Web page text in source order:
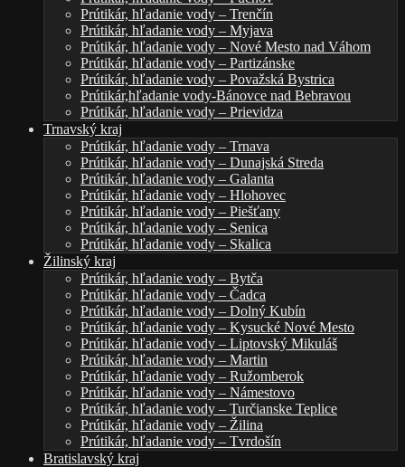
Prútikár, hľadanie vody – Trenčín
Prútikár, hľadanie vody – Myjava
Prútikár, hľadanie vody – Nové Mesto nad Váhom
Prútikár, hľadanie vody – Partizánske
Prútikár, hľadanie vody – Považská Bystrica
Prútikár,hľadanie vody-Bánovce nad Bebravou
Prútikár, hľadanie vody – Prievidza
Trnavský kraj
Prútikár, hľadanie vody – Trnava
Prútikár, hľadanie vody – Dunajská Streda
Prútikár, hľadanie vody – Galanta
Prútikár, hľadanie vody – Hlohovec
Prútikár, hľadanie vody – Piešťany
Prútikár, hľadanie vody – Senica
Prútikár, hľadanie vody – Skalica
Žilinský kraj
Prútikár, hľadanie vody – Bytča
Prútikár, hľadanie vody – Čadca
Prútikár, hľadanie vody – Dolný Kubín
Prútikár, hľadanie vody – Kysucké Nové Mesto
Prútikár, hľadanie vody – Liptovský Mikuláš
Prútikár, hľadanie vody – Martin
Prútikár, hľadanie vody – Ružomberok
Prútikár, hľadanie vody – Námestovo
Prútikár, hľadanie vody – Turčianske Teplice
Prútikár, hľadanie vody – Žilina
Prútikár, hľadanie vody – Tvrdošín
Bratislavský kraj